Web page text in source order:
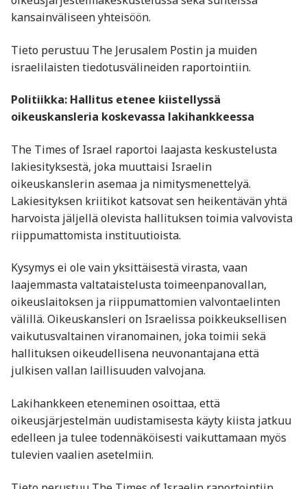
kansainväliseen yhteisöön.
Tieto perustuu The Jerusalem Postin ja muiden
israelilaisten tiedotusvälineiden raportointiin.
Politiikka: Hallitus etenee kiistellyssä
oikeuskansleria koskevassa lakihankkeessa
The Times of Israel raportoi laajasta keskustelusta
lakiesityksestä, joka muuttaisi Israelin
oikeuskanslerin asemaa ja nimitysmenettelyä.
Lakiesityksen kriitikot katsovat sen heikentävän yhtä
harvoista jäljellä olevista hallituksen toimia valvovista
riippumattomista instituutioista.
Kysymys ei ole vain yksittäisestä virasta, vaan
laajemmasta valtataistelusta toimeenpanovallan,
oikeuslaitoksen ja riippumattomien valvontaelinten
välillä. Oikeuskansleri on Israelissa poikkeuksellisen
vaikutusvaltainen viranomainen, joka toimii sekä
hallituksen oikeudellisena neuvonantajana että
julkisen vallan laillisuuden valvojana.
Lakihankkeen eteneminen osoittaa, että
oikeusjärjestelmän uudistamisesta käyty kiista jatkuu
edelleen ja tulee todennäköisesti vaikuttamaan myös
tulevien vaalien asetelmiin.